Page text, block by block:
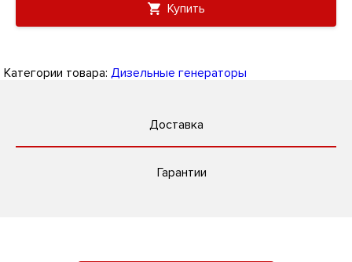
Купить
Категории товара: Дизельные генераторы
Доставка
Гарантии